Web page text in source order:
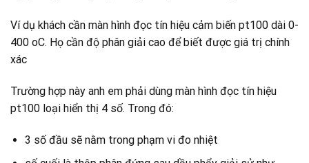
Ví dụ khách cần màn hình đọc tín hiệu cảm biến pt100 dài 0-
400 oC. Họ cần độ phân giải cao để biết được giá trị chính
xác
Trường hợp này anh em phải dùng màn hình đọc tín hiệu
pt100 loại hiển thị 4 số. Trong đó:
3 số đầu sẽ nằm trong phạm vi đo nhiệt